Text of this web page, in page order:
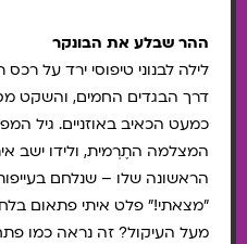
ההר שבלע את הבונקר
לילה לבנוני טיפוסי ירד על
דרך הבגדים החמים, והשקט
כמעט הכאיב באוזניים. גיל
המצלמה התֶרְמית, ולידו ישב
הראשונה שלו – שנלחם
"מצאתי!" פלט איתי פתאום
מעל העיקול? זה נראה כמו